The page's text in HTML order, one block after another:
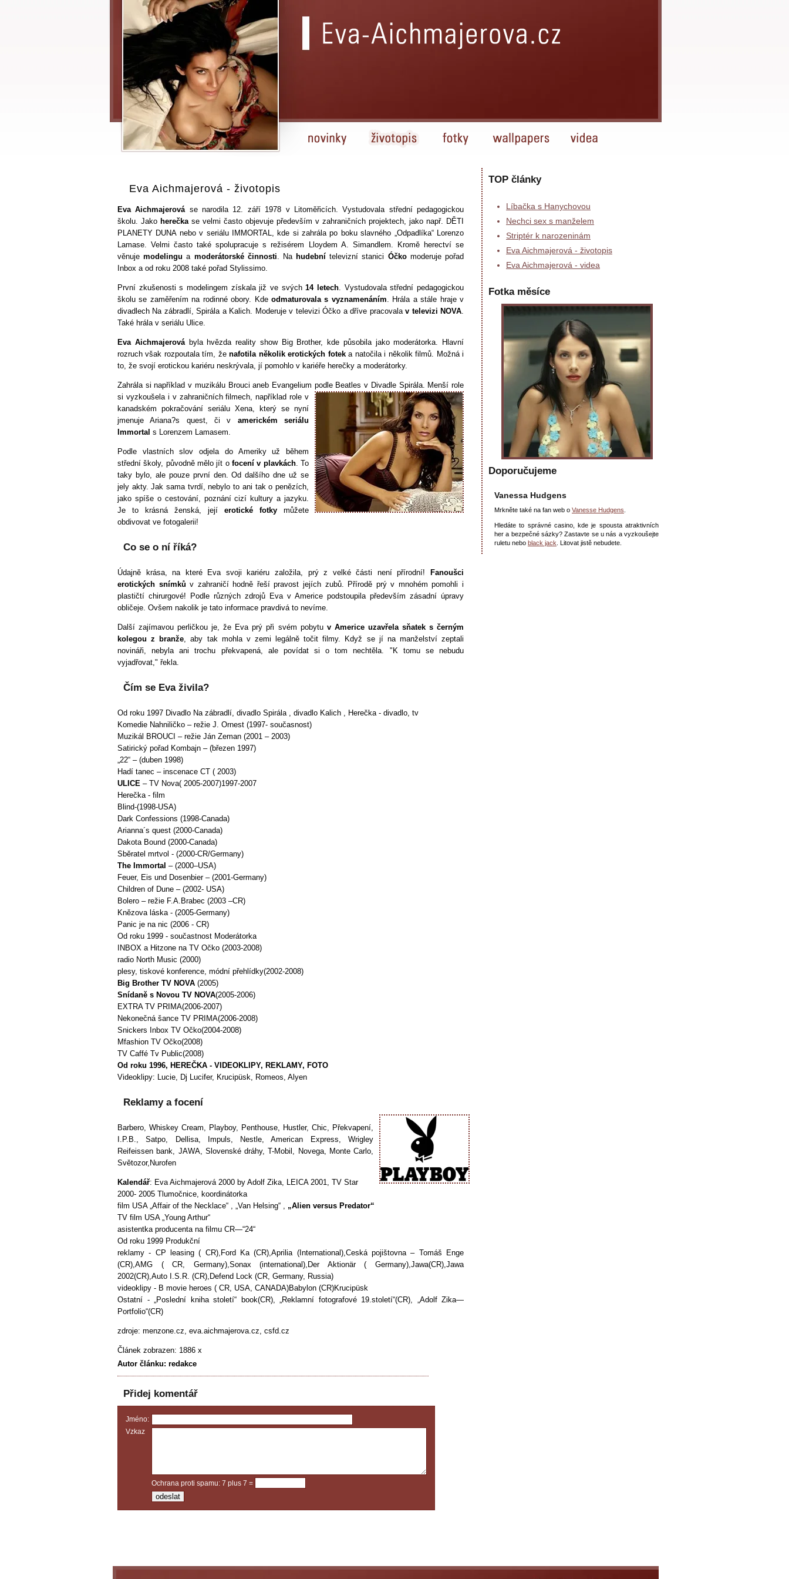
Eva Aichmajerová - životopis
Eva Aichmajerová se narodila 12. září 1978 v Litoměřicích. Vystudovala střední pedagogickou
školu. Jako herečka se velmi často objevuje především v zahraničních projektech, jako např. DĚTI
PLANETY DUNA nebo v seriálu IMMORTAL, kde si zahrála po boku slavného „Odpadlíka“ Lorenzo
Lamase. Velmi často také spolupracuje s režisérem Lloydem A. Simandlem. Kromě herectví se
věnujemodelingu a moderátorské činnosti . Na hudební televizní stanici Óčkomoderuje pořad
Inbox a od roku 2008 také pořad Stylissimo.
První zkušenosti s modelingem získala již ve svých14 letech . Vystudovala střední pedagogickou
školu se zaměřením na rodinné obory. Kde odmaturovala s vyznamenáním . Hrála a stále hraje v
divadlech Na zábradlí, Spirála a Kalich. Moderuje v televizi Óčko a dříve pracovalav televizi NOVA
Také hrála v seriálu Ulice.
Eva Aichmajerovábyla hvězda reality show Big Brother, kde působila jako moderátorka. Hlavní
rozruch však rozpoutala tím, ženafotila několik erotických foteka natočila i několik filmů. Možná i
to, že svojí erotickou kariéru neskrývala, jí pomohlo v kariéře herečky a moderátorky.
Zahrála si například v muzikálu Brouci aneb Evangelium podle Beatles v Divadle Spirála. Menší role
si vyzkoušela i v zahraničních filmech,například role v
kanadském pokračování seriálu Xena, který se nyní
jmenuje Ariana?s quest, či v americkém seriálu
Immortal s Lorenzem Lamasem.
Podle vlastních slov odjela do Ameriky už během
střední školy, původně mělo jít o focení v plavkách. To
taky bylo, ale pouze první den. Od dalšího dne už se
jely akty. Jak sama tvrdí, nebylo to ani tak o penězích,
jako spíše o cestování, poznání cizí kultury a jazyku.
Je to krásná ženská, její erotické fotky můžete
obdivovat ve fotogalerii!
Co se o ní říká?
Údajně krása, na které Eva svoji kariéru založila, prý z velké části není přírodní!
Fanoušci
erotických snímků v zahraničí hodně řeší pravost jejích zubů. Přírodě prý v mnohém pomohli i
plastičtí chirurgové! Podle různých zdrojů Eva v Americe podstoupila především zásadní úpravy
obličeje. Ovšem nakolik je tato informace pravdivá to nevíme.
Další zajímavou perličkou je, že Eva prý při svém pobytu v Americe uzavřela sňatek s černým
kolegou z branže , aby tak mohla v zemi legálně točit filmy. Když se jí na manželství zeptali
novináři, nebyla ani trochu překvapená, ale povídat si o tom nechtěla. "K tomu se nebudu
vyjadřovat," řekla.
Čím se Eva živila?
Od roku 1997 Divadlo Na zábradlí, divadlo Spirála , divadlo Kalich , Herečka - divadlo, tv
Komedie Nahniličko – režie J. Ornest (1997- současnost)
Muzikál BROUCI – režie Ján Zeman (2001 – 2003)
Satirický pořad Kombajn – (březen 1997)
„22“ – (duben 1998)
Hadí tanec – inscenace CT ( 2003)
ULICE – TV Nova( 2005-2007)1997-2007
Herečka - film
Blind-(1998-USA)
Dark Confessions (1998-Canada)
Arianna´s quest (2000-Canada)
Dakota Bound (2000-Canada)
Sběratel mrtvol - (2000-CR/Germany)
The Immortal – (2000–USA)
Feuer, Eis und Dosenbier – (2001-Germany)
Children of Dune – (2002- USA)
Bolero – režie F.A.Brabec (2003 –CR)
Knězova láska - (2005-Germany)
Panic je na nic (2006 - CR)
Od roku 1999 - součastnost Moderátorka
INBOX a Hitzone na TV Očko (2003-2008)
radio North Music (2000)
plesy, tiskové konference, módní přehlídky(2002-2008)
Big Brother TV NOVA (2005)
Snídaně s Novou TV NOVA(2005-2006)
EXTRA TV PRIMA(2006-2007)
Nekonečná šance TV PRIMA(2006-2008)
Snickers Inbox TV Očko(2004-2008)
Mfashion TV Očko(2008)
TV Caffé Tv Public(2008)
Od roku 1996, HEREČKA - VIDEOKLIPY, REKLAMY, FOTO
Videoklipy: Lucie, Dj Lucifer, Krucipüsk, Romeos, Alyen
Reklamy a focení
Barbero, Whiskey Cream, Playboy, Penthouse, Hustler, Chic, Překvapení,
I.P.B., Satpo, Dellisa, Impuls, Nestle, American Express, Wrigley
Reifeissen bank, JAWA, Slovenské dráhy, T-Mobil, Novega, Monte Carlo,
Světozor,Nurofen
Kalendář: Eva Aichmajerová 2000 by Adolf Zika, LEICA 2001, TV Star
2000- 2005 Tlumočnice, koordinátorka
film USA „Affair of the Necklace“ , „Van Helsing“ , „Alien versus Predator“
TV film USA „Young Arthur“
asistentka producenta na filmu CR—“24“
Od roku 1999 Produkční
reklamy - CP leasing ( CR),Ford Ka (CR),Aprilia (International),Ceská pojištovna – Tomáš Enge
(CR),AMG ( CR, Germany),Sonax (international),Der Aktionär ( Germany),Jawa(CR),Jawa
2002(CR),Auto I.S.R. (CR),Defend Lock (CR, Germany, Russia)
videoklipy - B movie heroes ( CR, USA, CANADA)Babylon (CR)Krucipüsk
Ostatní - „Poslední kniha století“ book(CR), „Reklamní fotografové 19.století“(CR), „Adolf Zika—
Portfolio“(CR)
zdroje: menzone.cz, eva.aichmajerova.cz, csfd.cz
Článek zobrazen: 1886 x
Autor článku: redakce
Přidej komentář
Jméno:
Vzkaz
Ochrana proti spamu: 7 plus 7 =
TOP články
Líbačka s Hanychovou
Nechci sex s manželem
Striptér k narozeninám
Eva Aichmajerová - životopis
Eva Aichmajerová - videa
Fotka měsíce
Doporučujeme
Vanessa Hudgens
Mrkněte také na fan web o Vanesse Hudgens
Hledáte to správné casino, kde je spousta atraktivních
her a bezpečné sázky? Zastavte se u nás a vyzkoušejte
ruletu nebo black jack . Litovat jistě nebudete.